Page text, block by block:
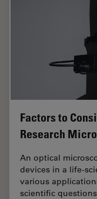
Factors to
Research
An optical
devices in a life-
various
scientific